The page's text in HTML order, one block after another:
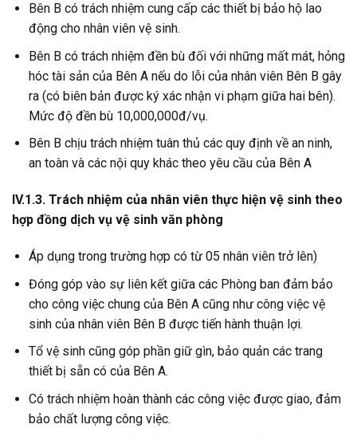
Bên B có trách nhiệm cung cấp các thiết bị bảo hộ lao
động cho nhân viên vệ sinh.
Bên B có trách nhiệm đền bù đối với những mất mát, hỏng
hóc tài sản của Bên A nếu do lỗi của nhân viên Bên B gây
ra (có biên bản được ký xác nhận vi phạm giữa hai bên).
Mức độ đền bù 10,000,000đ/vụ.
Bên B chịu trách nhiệm tuân thủ các quy định về an ninh,
an toàn và các nội quy khác theo yêu cầu của Bên A
IV.1.3. Trách nhiệm của nhân viên thực hiện vệ sinh theo
hợp đồng dịch vụ vệ sinh văn phòng
Áp dụng trong trường hợp có từ 05 nhân viên trở lên)
Đóng góp vào sự liên kết giữa các Phòng ban đảm bảo
cho công việc chung của Bên A cũng như công việc vệ
sinh của nhân viên Bên B được tiến hành thuận lợi.
Tổ vệ sinh cũng góp phần giữ gìn, bảo quản các trang
thiết bị sẵn có của Bên A.
Có trách nhiệm hoàn thành các công việc được giao, đảm
bảo chất lượng công việc.